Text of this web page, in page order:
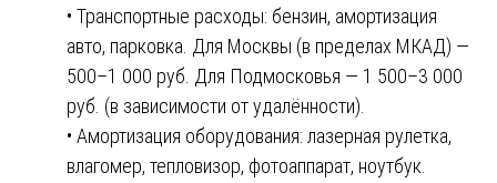
• Транспортные расходы: бензин, амортизация
авто, парковка. Для Москвы (в пределах МКАД) —
500–1 000 руб. Для Подмосковья — 1 500–3 000
руб. (в зависимости от удалённости).
• Амортизация оборудования: лазерная рулетка,
влагомер, тепловизор, фотоаппарат, ноутбук.